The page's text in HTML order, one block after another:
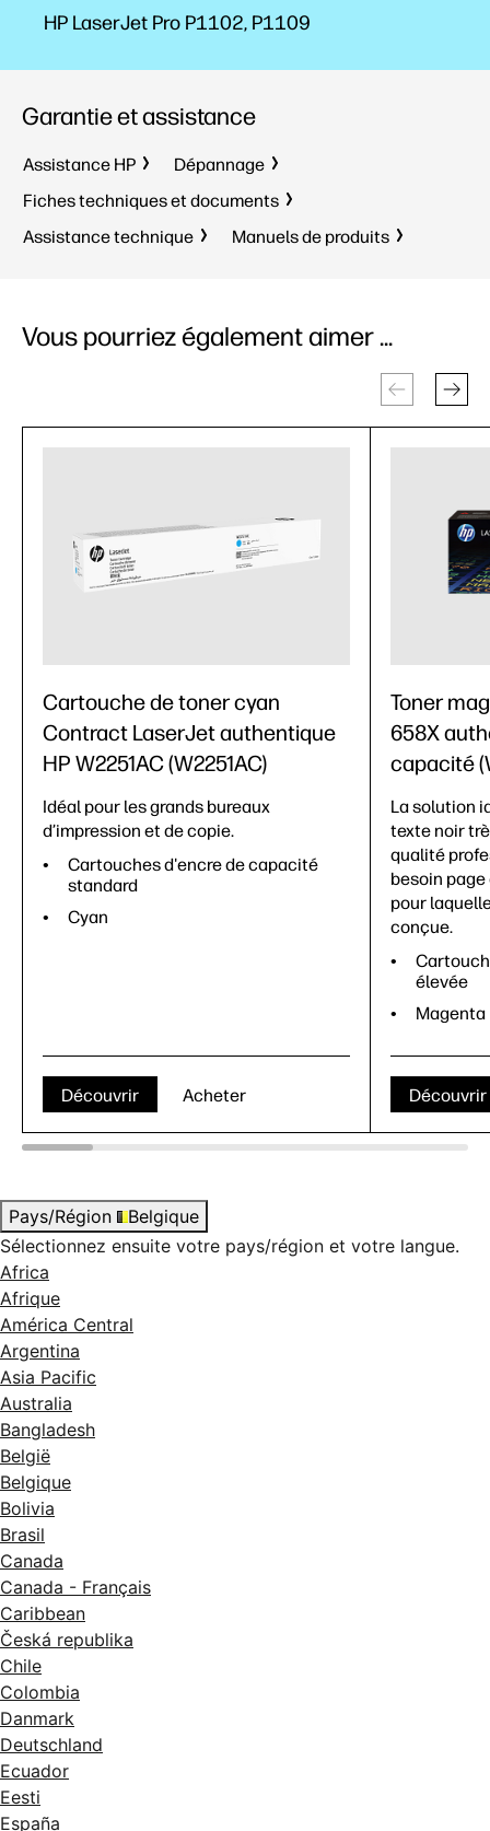
HP LaserJet Pro P1102, P1109
Garantie et assistance
Assistance HP
Dépannage
Fiches techniques et documents
Assistance technique
Manuels de produits
Vous pourriez également aimer ...
Cartouche de toner cyan
Contract LaserJet authentique
HP W2251AC (W2251AC)
Idéal pour les grands bureaux
d’impression et de copie.
Cartouches d'encre de capacité
standard
Cyan
Découvrir Acheter
Toner
658X
capacité
La solution
texte noir
qualité
besoin page
pour
conçue.
élevée
Magenta
Découvrir
Pays/Région
Belgique
Sélectionnez ensuite votre pays/région et votre langue.
Africa
Afrique
América Central
Argentina
Asia Pacific
Australia
Bangladesh
België
Belgique
Bolivia
Brasil
Canada
Canada - Français
Caribbean
Česká republika
Chile
Colombia
Danmark
Deutschland
Ecuador
Eesti
España